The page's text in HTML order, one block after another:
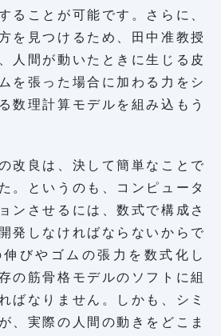
ることが可能です。さらに、
を見つけるため、田中准教授
人間が動いたときに生じる皮
を張った場合に加わる力をシ
数理計算モデルを組み込もう
改良は、決して簡単なことで
。というのも、コンピュータ
ンさせるには、数式で構成さ
発しなければならないからで
びやゴムの張力を数式化し
の筋骨格モデルのソフトに組
ばなりません。しかも、シミ
、実際の人間の動きをどこま